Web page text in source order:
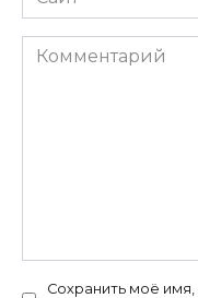
Комментарий
Сохранить моё